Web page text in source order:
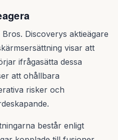
Discoverys aktieägare
visar att
ifrågasätta dessa
att ohållbara
risker och
består enligt